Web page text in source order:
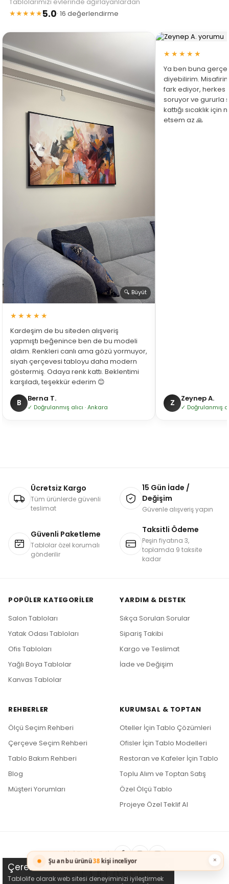
★★★★★5.0· 16 değerlendirme
🔍 Büyüt
★★★★★
Kardeşim de bu siteden alışveriş
yapmıştı beğenince ben de bu modeli
aldım. Renkleri canlı ama gözü yormuyor,
siyah çerçevesi tabloyu daha modern
göstermiş. Odaya renk kattı. Beklentimi
karşıladı, teşekkür ederim 😊
B Berna T.
✓ Doğrulanmış alıcı · Ankara
★★★★★
Ya ben buna
diyebilirim.
fark ediyor, herkes
soruyor ve gururla
kattığı sıcaklık
etsem az 🙏
Z Zeynep A.
✓ Doğrulanmış
Ücretsiz Kargo
Tüm ürünlerde güvenli
teslimat
15 Gün İade /
Değişim
Güvenle alışveriş yapın
Güvenli Paketleme
Tablolar özel korumalı
gönderilir
Taksitli Ödeme
Peşin fiyatına 3,
toplamda 9 taksite
kadar
POPÜLER KATEGORILER
Salon Tabloları
Yatak Odası Tabloları
Ofis Tabloları
Yağlı Boya Tablolar
Kanvas Tablolar
YARDIM & DESTEK
Sıkça Sorulan Sorular
Sipariş Takibi
Kargo ve Teslimat
İade ve Değişim
REHBERLER
Ölçü Seçim Rehberi
Çerçeve Seçim Rehberi
Tablo Bakım Rehberi
Blog
Müşteri Yorumları
KURUMSAL & TOPTAN
Oteller İçin Tablo Çözümleri
Ofisler İçin Tablo Modelleri
Restoran ve Kafeler İçin Tablo
Toplu Alım ve Toptan Satış
Özel Ölçü Tablo
Projeye Özel Teklif Al
Bizi Takip Edin
Çerez Kullanımı
Tablolife olarak web sitesi deneyiminizi iyileştirmek
×
Şu an bu ürünü38 kişi inceliyor